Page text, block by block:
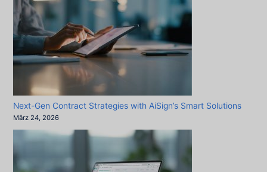
Next-Gen Contract Strategies with AiSign’s Smart Solutions
März 24, 2026